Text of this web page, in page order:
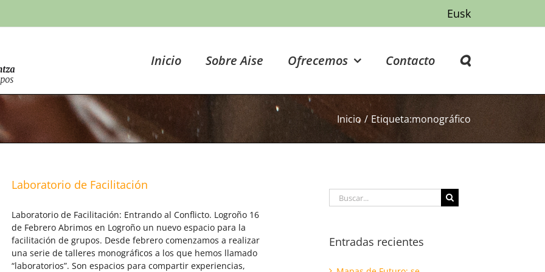
Eusk
Inicio Sobre Aise Ofrecemos Contacto
Inicio / Etiqueta:monográfico
Laboratorio de Facilitación
Laboratorio de Facilitación: Entrando al Conflicto. Logroño 16
de Febrero Abrimos en Logroño un nuevo espacio para la
facilitación de grupos. Desde febrero comenzamos a realizar
una serie de talleres monográficos a los que hemos llamado
“laboratorios”. Son espacios para compartir experiencias,
Buscar:
Entradas recientes